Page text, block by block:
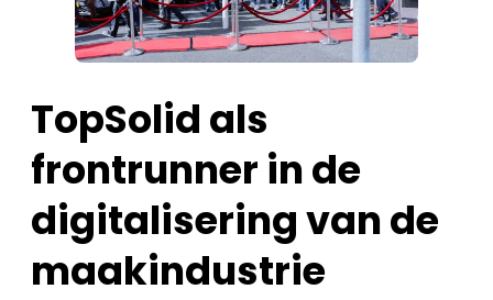
TopSolid als
frontrunner in de
digitalisering van de
maakindustrie